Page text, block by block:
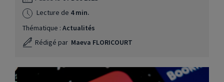
Lecture de 4 min.
Thématique : Actualités
Rédigé par Maeva FLORICOURT